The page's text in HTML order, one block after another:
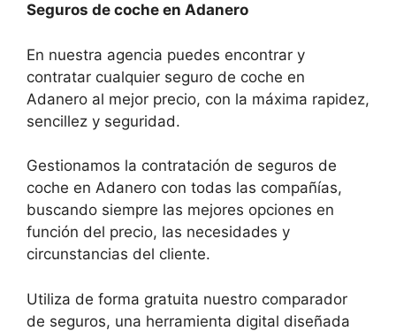
Seguros de coche en Adanero
En nuestra agencia puedes encontrar y
contratar cualquier seguro de coche en
Adanero al mejor precio, con la máxima rapidez,
sencillez y seguridad.
Gestionamos la contratación de seguros de
coche en Adanero con todas las compañías,
buscando siempre las mejores opciones en
función del precio, las necesidades y
circunstancias del cliente.
Utiliza de forma gratuita nuestro comparador
de seguros, una herramienta digital diseñada